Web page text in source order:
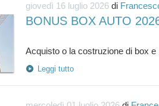
giovedì 16 luglio 2026 di
BONUS BOX AUTO
Leggi tutto